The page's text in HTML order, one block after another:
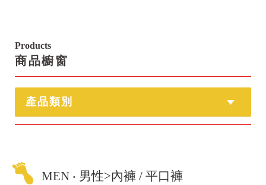
Products
商品櫥窗
產品類別
MEN ‧ 男性>內褲 / 平口褲